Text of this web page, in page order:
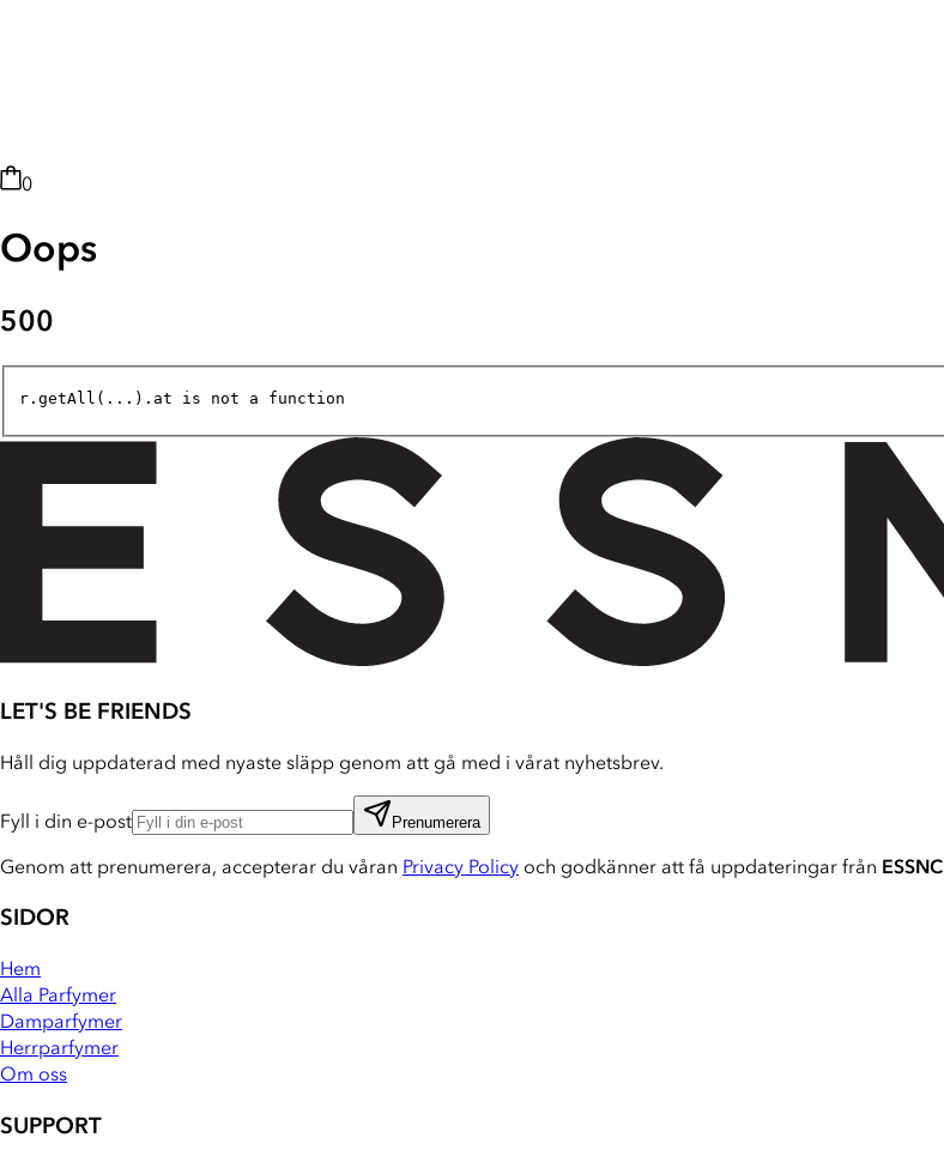
0
Oops
500
r.getAll(...).at is not a function
LET'S BE FRIENDS
Håll dig uppdaterad med nyaste släpp genom att gå med i vårat nyhetsbrev.
Fyll i din e-post Prenumerera
Genom att prenumerera, accepterar du våran Privacy Policy och godkänner att få uppdateringar från
SIDOR
Hem
Alla Parfymer
Damparfymer
Herrparfymer
Om oss
SUPPORT